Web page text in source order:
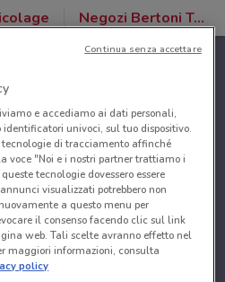
Negozi Bertoni Tende
e accediamo ai dati personali,
univoci, sul tuo dispositivo.
di tracciamento affinché
voce "Noi e i nostri partner trattiamo i
tecnologie dovessero essere
visualizzati potrebbero non
a questo menu per
il consenso facendo clic sul link
web. Tali scelte avranno effetto nel
maggiori informazioni, consulta
policy
Continua senza accettare